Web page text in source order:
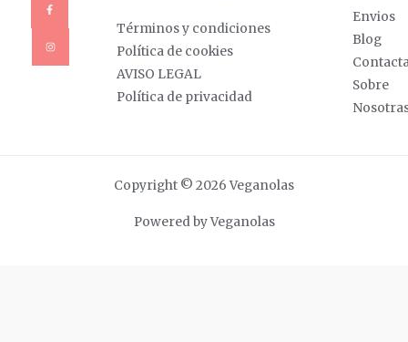
Términos y condiciones
Política de cookies
AVISO LEGAL
Política de privacidad
Envios
Blog
Sobre
Copyright © 2026 Veganolas
Powered by Veganolas